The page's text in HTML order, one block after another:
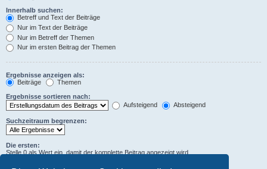
Innerhalb suchen:
Betreff und Text der Beiträge
Nur im Text der Beiträge
Nur im Betreff der Themen
Nur im ersten Beitrag der Themen
Ergebnisse anzeigen als:
Beiträge
Themen
Ergebnisse sortieren nach:
Aufsteigend
Absteigend
Suchzeitraum begrenzen:
Die ersten:
Stelle 0 als Wert ein, damit der komplette Beitrag angezeigt wird.